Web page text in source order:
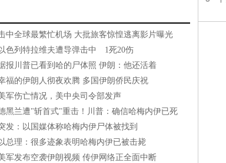
中全球最繁忙机场 大批旅客惊惶逃离影片曝光
色列特拉维夫遭导弹击中 1死20伤
报川普已看到哈的尸体照 伊朗：他还活着
福的伊朗人彻夜欢腾 多国伊朗侨民庆祝
军伤亡情况，美中央司令部发声
黑兰遭"斩首式"重击！川普：确信哈梅内伊已死
发：以国媒体称哈梅内伊尸体被找到
总理：很多迹象表明哈梅内伊已被击毙
军发布空袭伊朗视频 传伊网络正全面中断